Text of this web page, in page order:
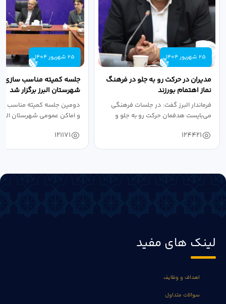
25 شهریور 1404
مدیران در حرکت رو به جلو در فرهنگ
نماز اهتمام بورزند
فرماندار البرز گفت: در جلسات فرهنگی
می‌بایست هدفمان حرکت رو به جلو و
124421
25 شهریور 1404
جلسه کمیته مناسب سازی
شهرستان البرز برگزار شد
دومین جلسه کمیته مناسب
و اماکن عمومی شهرستان
121171
لینک های مفید
اهداف و وظایف
سوالات متداول